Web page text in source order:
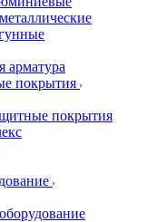
арматура
покрытия
покрытия